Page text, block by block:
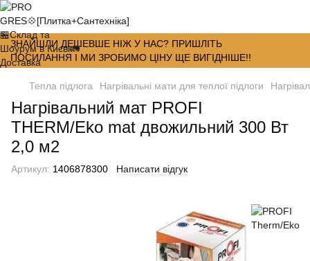
ЗНАЙШЛИ ДЕШЕВШЕ НІЖ У НАС? ПРИШЛІТЬ
ПОСИЛАННЯ І МИ ЗРОБИМО ЦІНУ ЩЕ ВИГІДНІШЕ!!
Тепла підлога Нагрівальні мати для теплої підлоги
Нагрівальний мат PROFI
THERM/Eko mat двожильний 300 Вт
2,0 м2
Артикул: 1406878300 Написати відгук